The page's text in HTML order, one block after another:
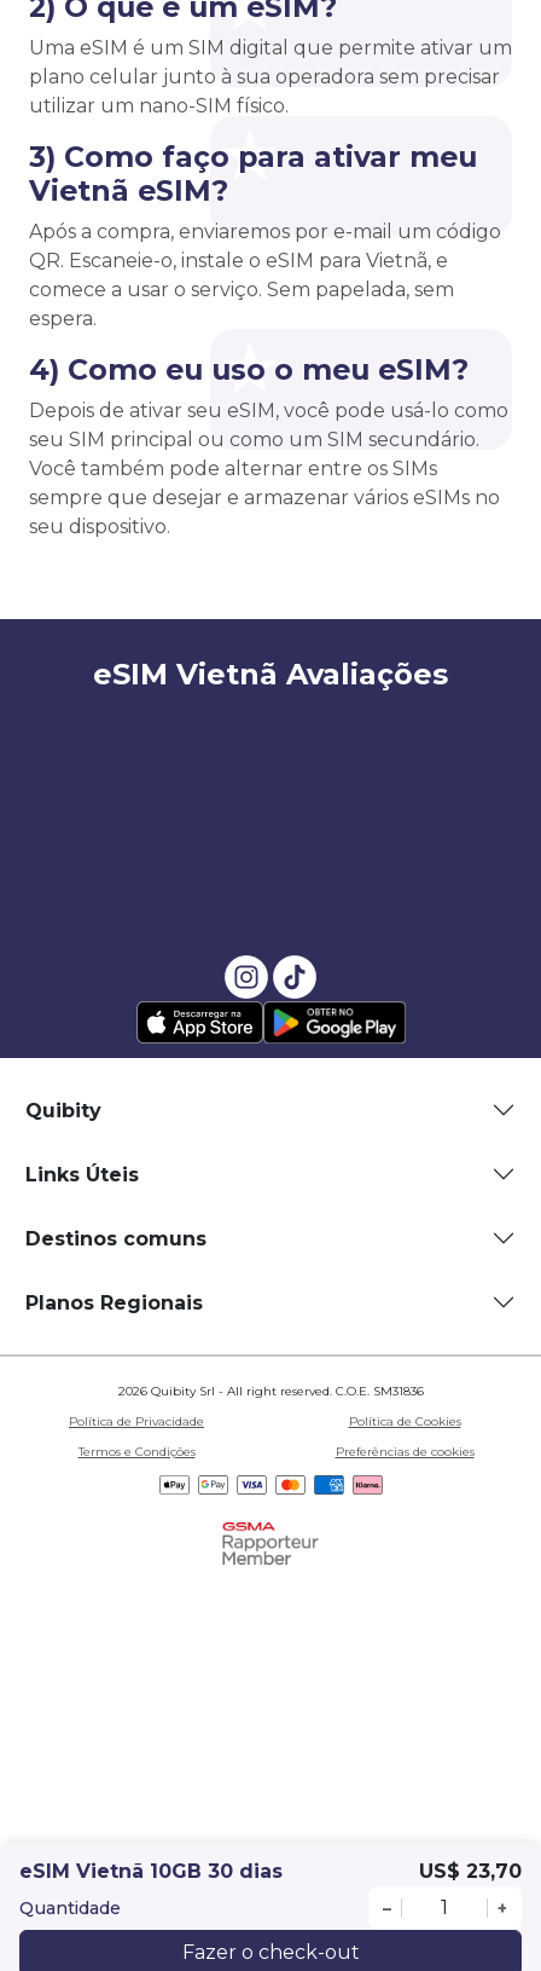
eSIM Vietnã 10GB 30 dias US$ 23,70
Quantidade – +
Fazer o check-out
2) O que é um eSIM?
Uma eSIM é um SIM digital que permite ativar um
plano celular junto à sua operadora sem precisar
utilizar um nano-SIM físico.
3) Como faço para ativar meu
Vietnã eSIM?
Após a compra, enviaremos por e-mail um código
QR. Escaneie-o, instale o eSIM para Vietnã, e
comece a usar o serviço. Sem papelada, sem
espera.
4) Como eu uso o meu eSIM?
Depois de ativar seu eSIM, você pode usá-lo como
seu SIM principal ou como um SIM secundário.
Você também pode alternar entre os SIMs
sempre que desejar e armazenar vários eSIMs no
seu dispositivo.
eSIM Vietnã Avaliações
Quibity
Links Úteis
Destinos comuns
Planos Regionais
2026 Quibity Srl - All right reserved. C.O.E. SM31836
Política de Privacidade
Política de Cookies
Termos e Condições
Preferências de cookies